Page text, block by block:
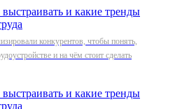
конкурентов, чтобы понять,
и на чём стоит сделать